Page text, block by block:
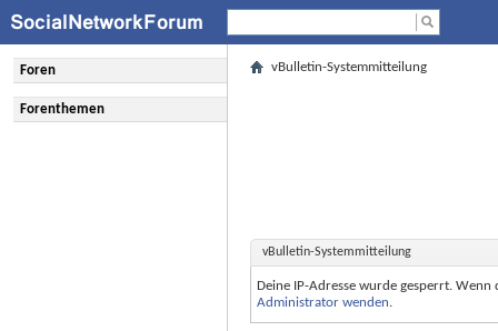
Foren
Forenthemen
vBulletin-Systemmitteilung
vBulletin-Systemmitteilung
Deine IP-Adresse wurde gesperrt.
Administrator wenden.